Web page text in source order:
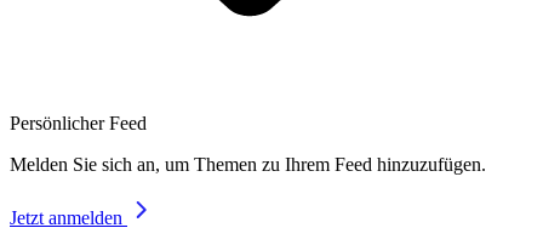
Persönlicher Feed
Melden Sie sich an, um Themen zu Ihrem Feed hinzuzufügen.
Jetzt anmelden